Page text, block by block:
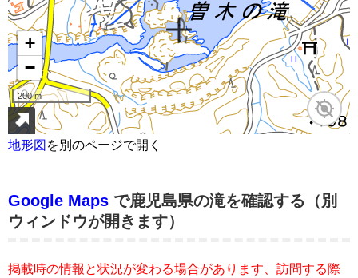
地形図 を別のページで開く
Google Maps で鹿児島県の滝を確認する（別
ウィンドウが開きます）
掲載時の情報と状況が変わる場合があります、訪問する際